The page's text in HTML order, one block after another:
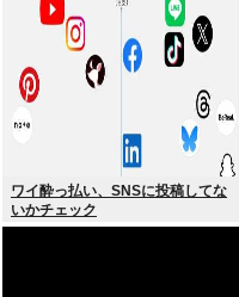
ワイ酔っ払い、SNSに投稿してな
いかチェック